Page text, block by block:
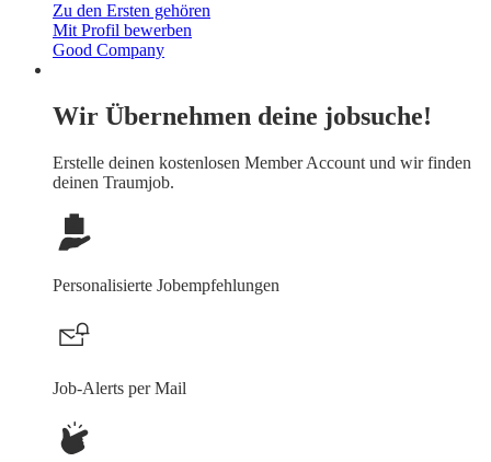
Zu den Ersten gehören
Mit Profil bewerben
Good Company
Wir Übernehmen deine jobsuche!
Erstelle deinen kostenlosen Member Account und wir finden
deinen Traumjob.
Personalisierte Jobempfehlungen
Job-Alerts per Mail